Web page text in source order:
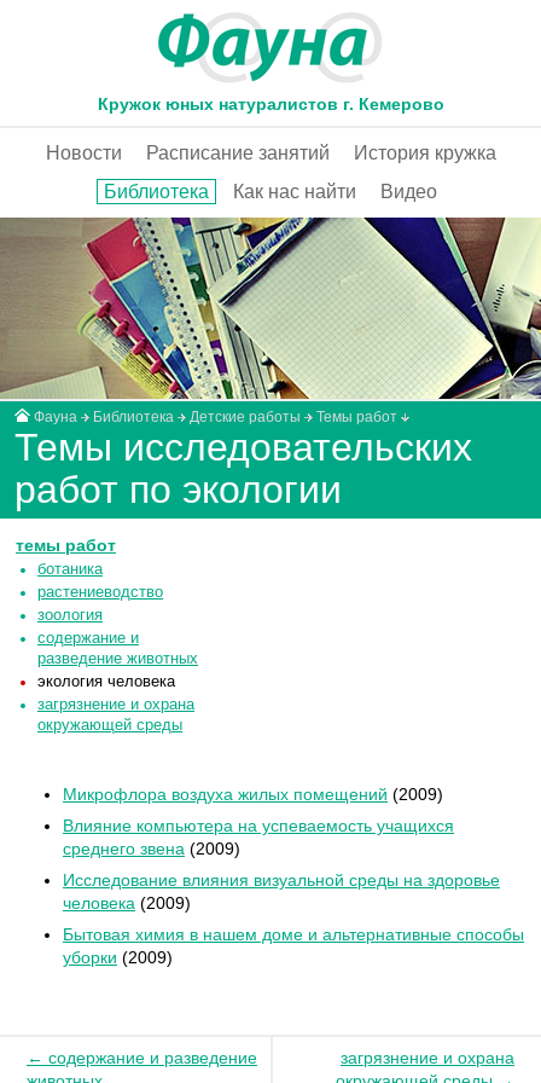
Кружок юных натуралистов г. Кемерово
Новости Расписание занятий
История кружка
Библиотека
Как нас найти Видео
Фауна Библиотека Детские работы Темы работ
Темы исследовательских
работ по экологии
темы работ
ботаника
растениеводство
зоология
содержание и
разведение животных
экология человека
загрязнение и охрана
окружающей среды
Микрофлора воздуха жилых помещений (2009)
Влияние компьютера на успеваемость учащихся
среднего звена (2009)
Исследование влияния визуальной среды на здоровье
человека (2009)
Бытовая химия в нашем доме и альтернативные способы
уборки (2009)
← содержание и разведение
загрязнение и охрана